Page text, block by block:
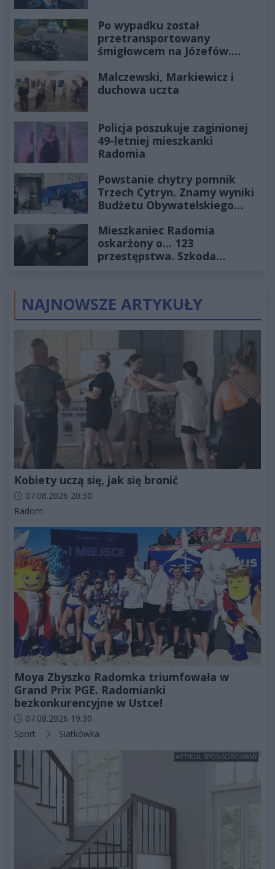
Po wypadku został
przetransportowany
śmigłowcem na Józefów.
Malczewski, Markiewicz i
duchowa uczta
Policja poszukuje zaginionej
49-letniej mieszkanki
Radomia
Powstanie chytry pomnik
Trzech Cytryn. Znamy wyniki
Budżetu Obywatelskiego
Mieszkaniec Radomia
oskarżony o... 123
przestępstwa. Szkoda
NAJNOWSZE ARTYKUŁY
Kobiety uczą się, jak się bronić
Data dodania artykułu:
07.08.2026 20:30
Kategorie artykułu:
Radom
Moya Zbyszko Radomka triumfowała w
Grand Prix PGE. Radomianki
bezkonkurencyjne w Ustce!
Data dodania artykułu:
07.08.2026 19:30
Kategorie artykułu:
Sport Siatkówka
ARTYKUŁ SPONSOROWANY